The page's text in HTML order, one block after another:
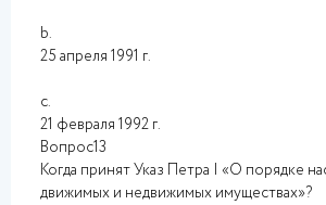
b.
25 апреля 1991 г.
c.
21 февраля 1992 г.
Вопрос13
Когда принят Указ Петра I «О порядке
движимых и недвижимых имуществах»?